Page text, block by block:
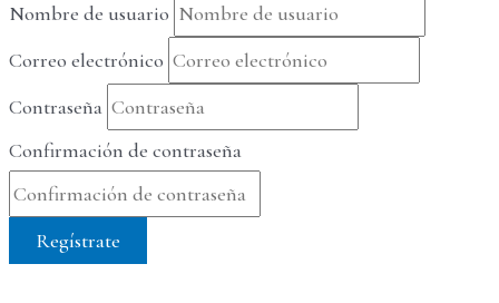
Nombre de usuario
Correo electrónico
Contraseña
Confirmación de contraseña
Regístrate